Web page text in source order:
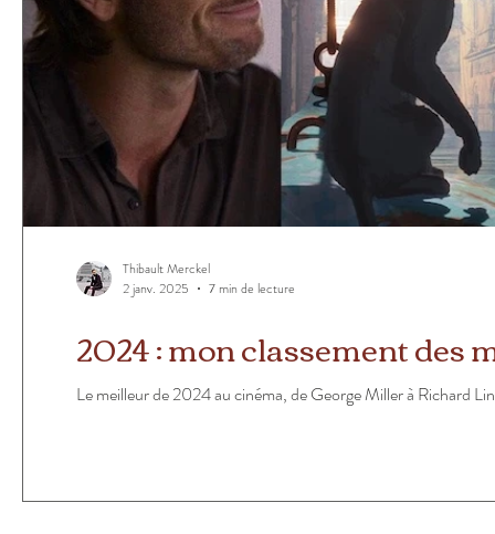
2024 : mon classement des
Le meilleur de 2024 au cinéma, de George Miller à Richard
Thibault Merckel
2 janv. 2025
7 min de lecture